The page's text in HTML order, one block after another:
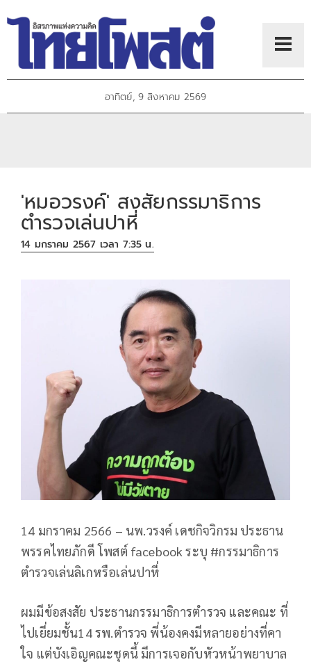
อาทิตย์, 9 สิงหาคม 2569
'หมอวรงค์' สงสัยกรรมาธิการ
ตำรวจเล่นปาหี่
14 มกราคม 2567 เวลา 7:35 น.
14 มกราคม 2566 – นพ.วรงค์ เดชกิจวิกรม ประธาน
พรรคไทยภักดี โพสต์ facebook ระบุ #กรรมาธิการ
ตำรวจเล่นลิเกหรือเล่นปาหี่
ผมมีข้อสงสัย ประธานกรรมาธิการตำรวจ และคณะ ที่
ไปเยี่ยมชั้น14 รพ.ตำรวจ พี่น้องคงมีหลายอย่างที่คา
ใจ แต่บังเอิญคณะชุดนี้ มีการเจอกับหัวหน้าพยาบาล